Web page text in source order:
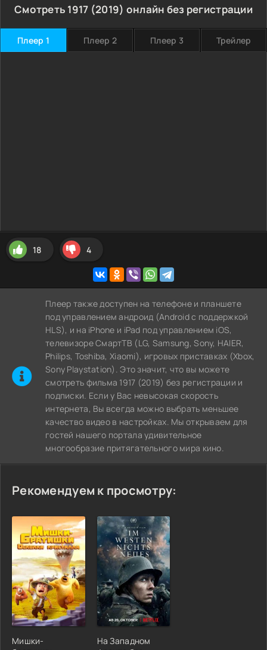
Смотреть 1917 (2019) онлайн без регистрации
Плеер 1 Плеер 2 Плеер 3 Трейлер
18 4
Плеер также доступен на телефоне и планшете
под управлением андроид (Android с поддержкой
HLS), и на iPhone и iPad под управлением iOS,
телевизоре СмартТВ (LG, Samsung, Sony, HAIER,
Philips, Toshiba, Xiaomi), игровых приставках (Xbox,
Sony Playstation). Это значит, что вы можете
cмотреть фильма 1917 (2019) без регистрации и
подписки. Если у Вас невысокая скорость
интернета, Вы всегда можно выбрать меньшее
качество видео в настройках. Мы открываем для
гостей нашего портала удивительное
многообразие притягательного мира кино.
Рекомендуем к просмотру:
Мишки-
На Западном